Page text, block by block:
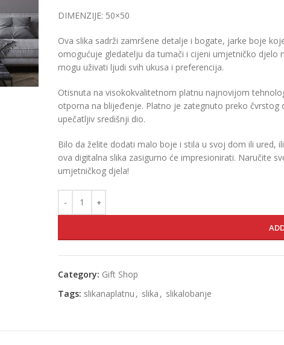
DIMENZIJE: 50×50
Ova slika sadrži zamršene detalje i bogate, jarke boje
omogućuje gledatelju da tumači i cijeni umjetničko djelo
mogu uživati ljudi svih ukusa i preferencija.
Otisnuta na visokokvalitetnom platnu najnovijom
otporna na blijeđenje. Platno je zategnuto preko čvrstog
upečatljiv središnji dio.
Bilo da želite dodati malo boje i stila u svoj dom ili ured,
ova digitalna slika zasigurno će impresionirati. Naručite
umjetničkog djela!
Category: Gift Shop
Tags: slikanaplatnu , slika , slikalobanje